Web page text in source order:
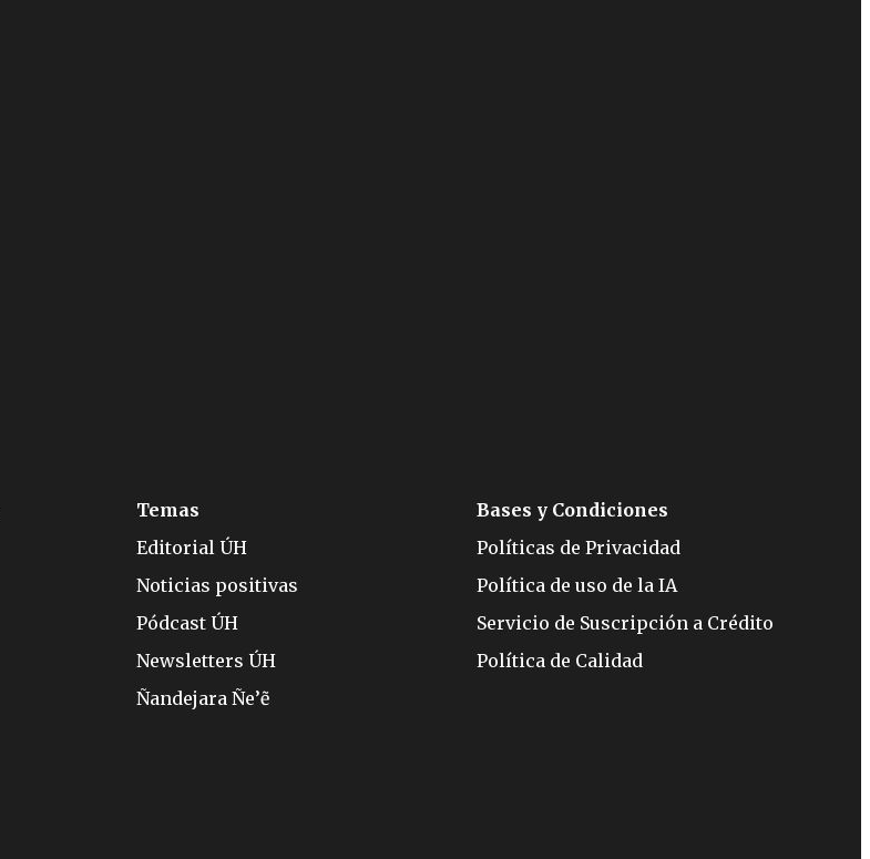
Temas
Editorial ÚH
Noticias positivas
Pódcast ÚH
Newsletters ÚH
Ñandejara Ñe’ẽ
Bases y Condiciones
Políticas de Privacidad
Política de uso de la IA
Servicio de Suscripción a Crédito
Política de Calidad